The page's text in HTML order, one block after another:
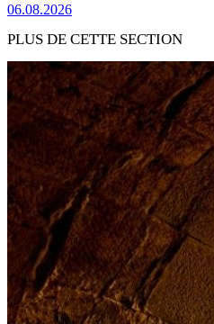
06.08.2026
PLUS DE CETTE SECTION